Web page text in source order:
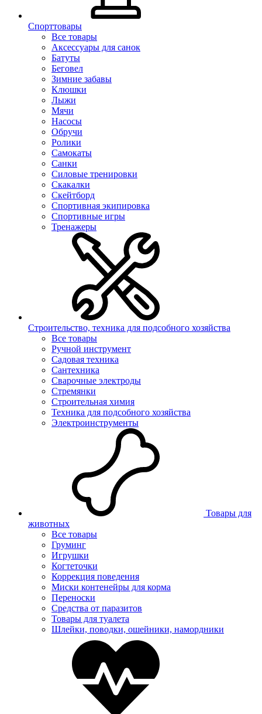
Спорттовары
Все товары
Аксессуары для санок
Батуты
Беговел
Зимние забавы
Клюшки
Лыжи
Мячи
Насосы
Обручи
Ролики
Самокаты
Санки
Силовые тренировки
Скакалки
Скейтборд
Спортивная экипировка
Спортивные игры
Тренажеры
Строительство, техника для подсобного хозяйства
Все товары
Ручной инструмент
Садовая техника
Сантехника
Сварочные электроды
Стремянки
Строительная химия
Техника для подсобного хозяйства
Электроинструменты
Товары для
животных
Все товары
Груминг
Игрушки
Когтеточки
Коррекция поведения
Миски контенейры для корма
Переноски
Средства от паразитов
Товары для туалета
Шлейки, поводки, ошейники, намордники